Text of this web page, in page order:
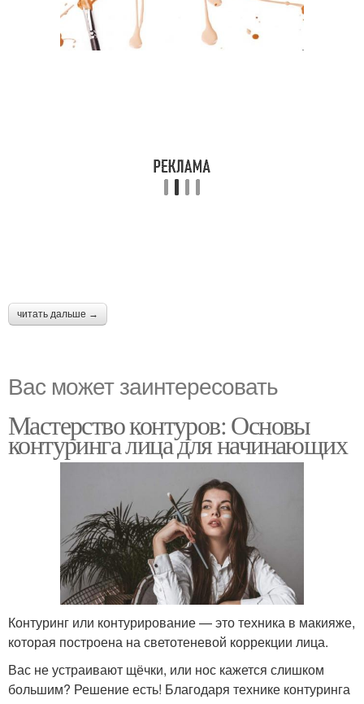
читать дальше →
Вас может заинтересовать
Мастерство контуров: Основы
контуринга лица для начинающих
Контуринг или контурирование — это техника в макияже,
которая построена на светотеневой коррекции лица.
Вас не устраивают щёчки, или нос кажется слишком
большим? Решение есть! Благодаря технике контуринга